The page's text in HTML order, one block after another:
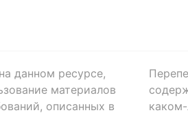
данном ресурсе,
материалов
описанных в